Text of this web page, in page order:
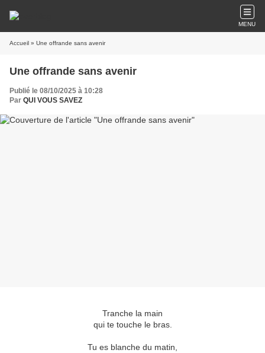
MENU
Accueil » Une offrande sans avenir
Une offrande sans avenir
Publié le 08/10/2025 à 10:28
Par QUI VOUS SAVEZ
Tranche la main
qui te touche le bras.
Tu es blanche du matin,